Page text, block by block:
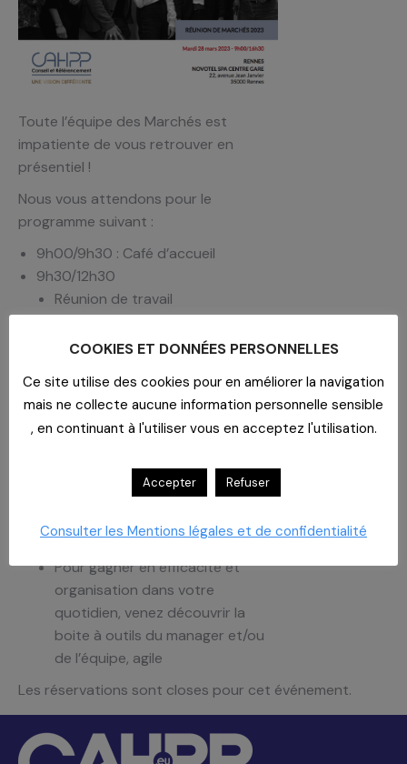
Toute l’équipe des Marchés est
impatiente de vous retrouver en
présentiel !
Nous vous attendons pour le
programme suivant :
9h00/9h30 : Café d’accueil
9h30/12h30
Réunion de travail
Actualités Médicaments et DM à
mi-période de marché (2022 –
Marché Hygiène 2023 – 2026
Echanges
Déjeuner offert
Tania LETSIS – Charles Hannotte
– Innovation & Transformation
Pour gagner en efficacité et
organisation dans votre
quotidien, venez découvrir la
boite à outils du manager et/ou
de l’équipe, agile
Les réservations sont closes pour cet événement.
COOKIES ET DONNÉES PERSONNELLES
Ce site utilise des cookies pour en améliorer la navigation
mais ne collecte aucune information personnelle sensible
, en continuant à l'utiliser vous en acceptez l'utilisation.
Accepter Refuser
Consulter les Mentions légales et de confidentialité